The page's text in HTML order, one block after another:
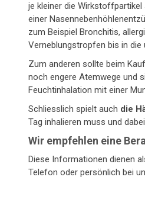
je kleiner die
einer
zum Beispiel Bronchitis,
Verneblungstropfen bis in die
Zum anderen sollte beim
noch engere Atemwege und
Feuchtinhalation mit einer
Schliesslich spielt auch die
Tag inhalieren muss und
Wir empfehlen eine
Diese Informationen dienen
Telefon oder persönlich bei